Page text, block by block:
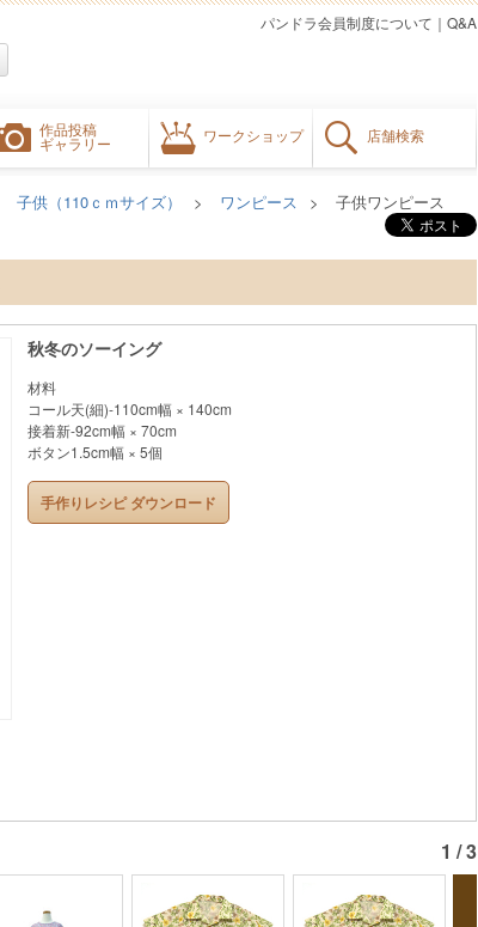
作品投稿
ギャラリー
ワークショップ 店舗検索
Q&A
｜
パンドラ会員制度について
子供（110ｃｍサイズ） ワンピース 子供ワンピース
秋冬のソーイング
材料
コール天(細)-110cm幅 × 140cm
接着新-92cm幅 × 70cm
ボタン1.5cm幅 × 5個
手作りレシピ ダウンロード
1 / 3